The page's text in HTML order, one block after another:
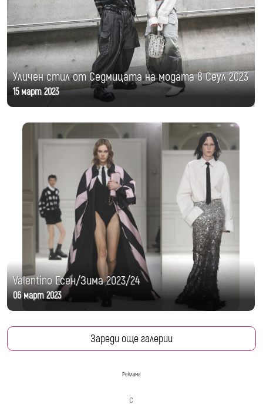
Уличен стил от Седмицата на модата в Сеул 2023
15 март 2023
Valentino Есен/Зима 2023/24
06 март 2023
Зареди още галерии
Реклама
с